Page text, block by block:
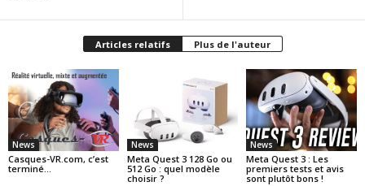
Articles relatifs Plus de l'auteur
News
Casques-VR.com, c’est
terminé…
News
Meta Quest 3 128 Go ou
512 Go : quel modèle
choisir ?
News
Meta Quest 3 : Les
premiers tests et avis
sont plutôt bons !